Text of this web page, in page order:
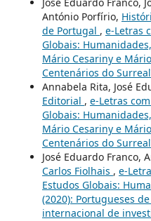
António Porfírio,
de Portugal , e-Letras
Globais:
Mário Cesariny e
Centenários do
Annabela Rita, José
Editorial , e-Letras
Globais:
Mário Cesariny e
Centenários do
José Eduardo Franco,
Carlos Fiolhais , e-
Estudos Globais:
(2020): Portugueses
internacional de